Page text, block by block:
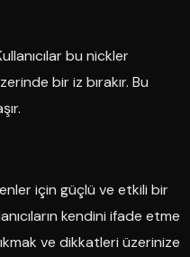
bu nickler
bir iz bırakır. Bu
için güçlü ve etkili bir
kendini ifade etme
ve dikkatleri üzerinize